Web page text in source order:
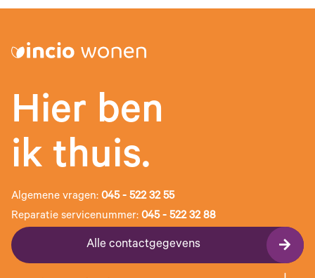
Hier ben
ik thuis.
Algemene vragen: 045 - 522 32 55
Reparatie servicenummer: 045 - 522 32 88
Alle contactgegevens